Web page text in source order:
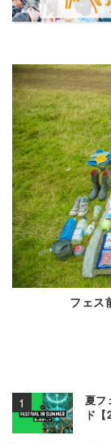
フェス
夏フ
ド【